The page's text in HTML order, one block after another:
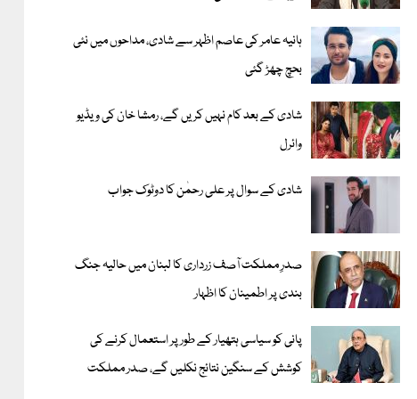
ہانیہ عامر کی عاصم اظہر سے شادی، مداحوں میں نئی
بحچ چھڑ گئی
شادی کے بعد کام نہیں کریں گے، رمشا خان کی ویڈیو
وائرل
شادی کے سوال پر علی رحمٰن کا دوٹوک جواب
صدرِ مملکت آصف زرداری کا لبنان میں حالیہ جنگ
بندی پر اطمینان کا اظہار
پانی کو سیاسی ہتھیار کے طور پر استعمال کرنے کی
کوشش کے سنگین نتائج نکلیں گے، صدر مملکت